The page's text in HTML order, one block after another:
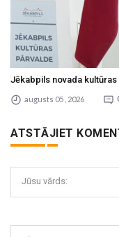
Jēkabpils novada
augusts 05 , 2026
ATSTĀJIET
Jūsu vārds: